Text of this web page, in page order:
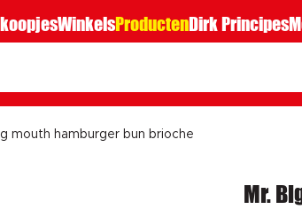
WinkelsProductenDirk Principes
mouth hamburger bun brioche
Mr.